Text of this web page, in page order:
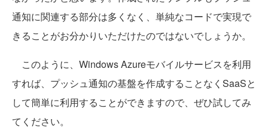
通知に関連する部分は多くなく、単純なコードで実現で
きることがお分かりいただけたのではないでしょうか。
このように、Windows Azureモバイルサービスを利用
すれば、プッシュ通知の基盤を作成することなくSaaSと
して簡単に利用することができますので、ぜひ試してみ
てください。